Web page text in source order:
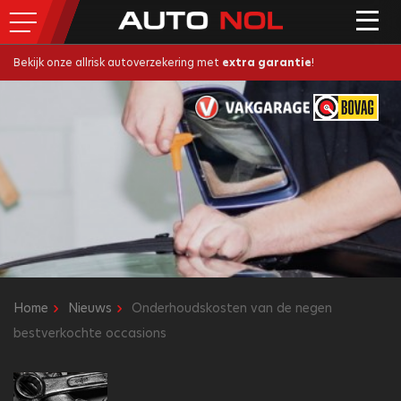
Bekijk onze allrisk autoverzekering met extra garantie!
Home Nieuws
Onderhoudskosten van de negen
bestverkochte occasions